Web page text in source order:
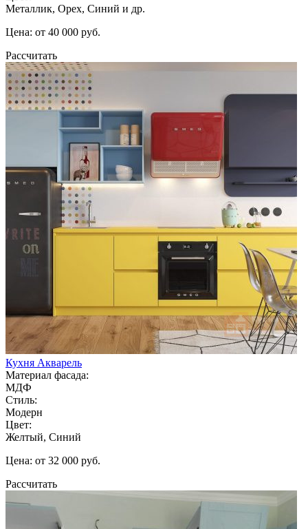
Металлик, Орех, Синий и др.
Цена: от 40 000 руб.
Рассчитать
Кухня Акварель
Материал фасада:
МДФ
Стиль:
Модерн
Цвет:
Желтый, Синий
Цена: от 32 000 руб.
Рассчитать